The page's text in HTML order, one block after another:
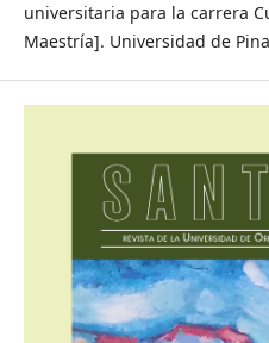
universitaria para la carrera
Maestría]. Universidad de